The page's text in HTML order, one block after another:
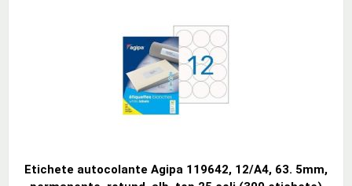
Etichete autocolante Agipa 119642, 12/A4, 63. 5mm,